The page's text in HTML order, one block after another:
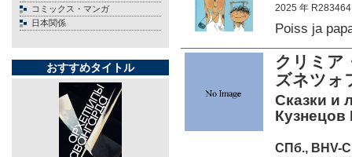
コミックス・マンガ
日本関係
おすすめタイトル
2025 年 R283464
Poiss ja
クリミア
ズネツォ
Сказки и
Кузнецов
СПб., BHV-